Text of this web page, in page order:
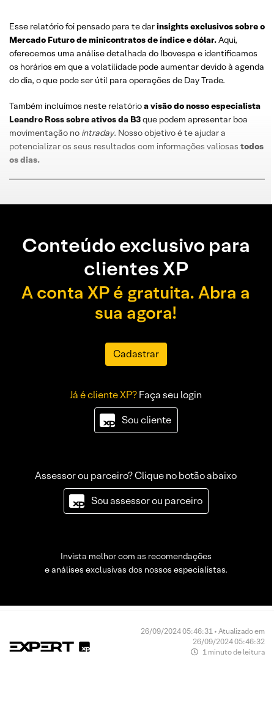
Esse relatório foi pensado para te darinsights exclusivos sobre o
Mercado Futurode minicontratos de índice e dólar.Aqui,
oferecemos uma análise detalhada do Ibovespa e identificamos
os horários em que a volatilidade pode aumentar devido à agenda
do dia, o que pode ser útil para operações de Day Trade.
Também incluímos neste relatórioa visão do nosso especialista
Leandro Rosssobreativos da B3que podem apresentar boa
movimentação no intraday. Nosso objetivo é te ajudar a
potencializar os seus resultados com informações valiosas todos
os dias.
Conteúdo exclusivo para
clientes XP
A conta XP é gratuita. Abra a
sua agora!
Cadastrar
Já é cliente XP?Faça seu login
Sou cliente
Assessor ou parceiro? Clique no botão abaixo
Sou assessor ou parceiro
Invista melhor com as recomendações
e análises exclusivas dos nossos especialistas.
26/09/2024 05:46:31 • Atualizado em
26/09/2024 05:46:32
1 minuto de leitura